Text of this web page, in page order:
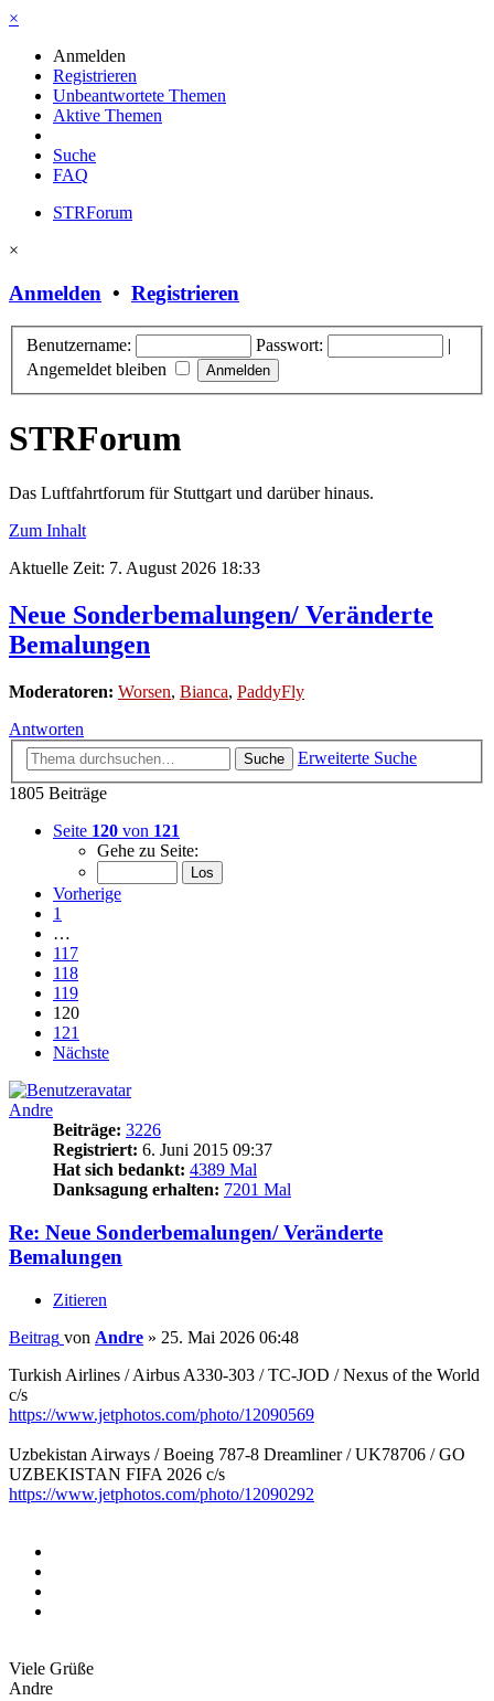
×
Anmelden
Registrieren
Unbeantwortete Themen
Aktive Themen
Suche
FAQ
STRForum
×
Anmelden • Registrieren
Benutzername: Passwort:
|
Angemeldet bleiben
STRForum
Das Luftfahrtforum für Stuttgart und darüber hinaus.
Zum Inhalt
Aktuelle Zeit: 7. August 2026 18:33
Neue Sonderbemalungen/ Veränderte
Bemalungen
Moderatoren: Worsen, Bianca, PaddyFly
Antworten
Suche
Erweiterte Suche
1805 Beiträge
Seite 120 von 121
Gehe zu Seite:
Vorherige
1
…
117
118
119
120
121
Nächste
Andre
Beiträge: 3226
Registriert: 6. Juni 2015 09:37
Hat sich bedankt: 4389 Mal
Danksagung erhalten: 7201 Mal
Re: Neue Sonderbemalungen/ Veränderte
Bemalungen
Zitieren
Beitrag von Andre » 25. Mai 2026 06:48
Turkish Airlines / Airbus A330-303 / TC-JOD / Nexus of the World
c/s
https://www.jetphotos.com/photo/12090569
Uzbekistan Airways / Boeing 787-8 Dreamliner / UK78706 / GO
UZBEKISTAN FIFA 2026 c/s
https://www.jetphotos.com/photo/12090292
Viele Grüße
Andre